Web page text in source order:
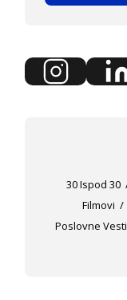
30 Ispod 30
Filmovi
Poslovne Vesti